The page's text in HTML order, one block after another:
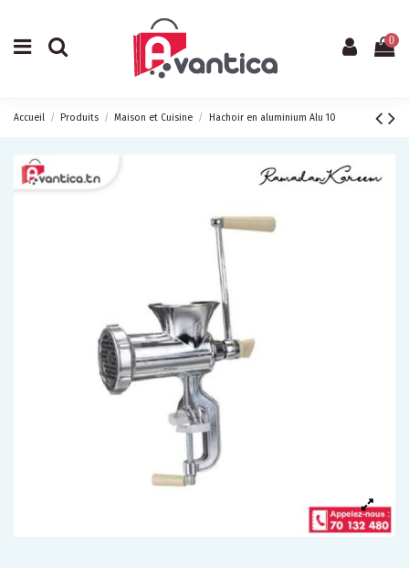
0
Accueil Produits Maison et Cuisine Hachoir en aluminium Alu 10